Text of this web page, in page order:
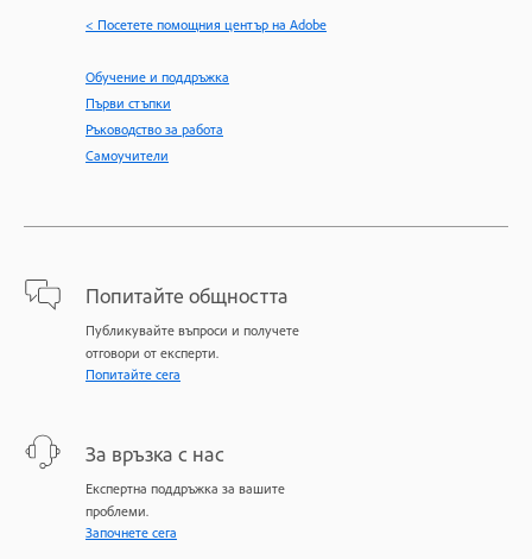
< Посетете помощния център на Adobe
Обучение и поддръжка
Първи стъпки
Ръководство за работа
Самоучители
Попитайте общността
Публикувайте въпроси и получете
отговори от експерти.
Попитайте сега
За връзка с нас
Експертна поддръжка за вашите
проблеми.
Започнете сега